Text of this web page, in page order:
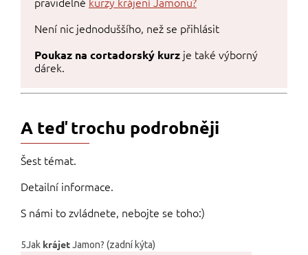
Není nic jednoduššího, než se přihlásit
Poukaz na cortadorský kurz je také výborný
dárek.
A teď trochu podrobněji
Šest témat.
Detailní informace.
S námi to zvládnete, nebojte se toho:)
5Jak krájetJamon? (zadní kýta)